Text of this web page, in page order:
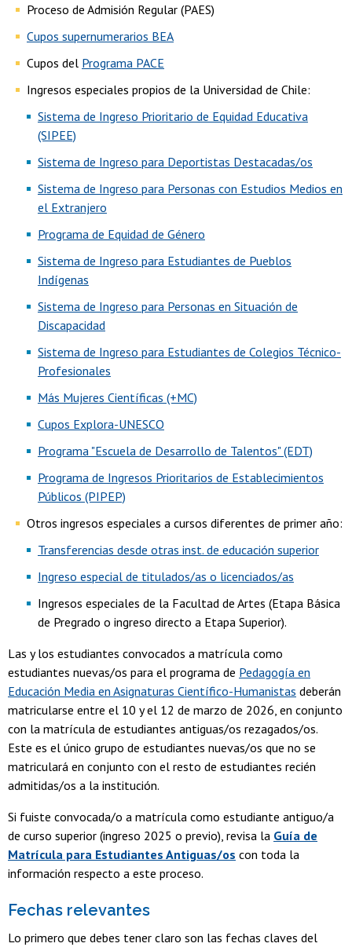
Proceso de Admisión Regular (PAES)
Cupos supernumerarios BEA
Cupos del Programa PACE
Ingresos especiales propios de la Universidad de Chile:
Sistema de Ingreso Prioritario de Equidad Educativa
(SIPEE)
Sistema de Ingreso para Deportistas Destacadas/os
Sistema de Ingreso para Personas con Estudios Medios en
el Extranjero
Programa de Equidad de Género
Sistema de Ingreso para Estudiantes de Pueblos
Indígenas
Sistema de Ingreso para Personas en Situación de
Discapacidad
Sistema de Ingreso para Estudiantes de Colegios Técnico-
Profesionales
Más Mujeres Científicas (+MC)
Cupos Explora-UNESCO
Programa "Escuela de Desarrollo de Talentos" (EDT)
Programa de Ingresos Prioritarios de Establecimientos
Públicos (PIPEP)
Otros ingresos especiales a cursos diferentes de primer año:
Transferencias desde otras inst. de educación superior
Ingreso especial de titulados/as o licenciados/as
Ingresos especiales de la Facultad de Artes (Etapa Básica
de Pregrado o ingreso directo a Etapa Superior).
Las y los estudiantes convocados a matrícula como
estudiantes nuevas/os para el programa de Pedagogía en
Educación Media en Asignaturas Científico-Humanistas deberán
matricularse entre el 10 y el 12 de marzo de 2026, en conjunto
con la matrícula de estudiantes antiguas/os rezagados/os.
Este es el único grupo de estudiantes nuevas/os que no se
matriculará en conjunto con el resto de estudiantes recién
admitidas/os a la institución.
Si fuiste convocada/o a matrícula como estudiante antiguo/a
de curso superior (ingreso 2025 o previo), revisa la Guía de
Matrícula para Estudiantes Antiguas/os con toda la
información respecto a este proceso.
Fechas relevantes
Lo primero que debes tener claro son las fechas claves del